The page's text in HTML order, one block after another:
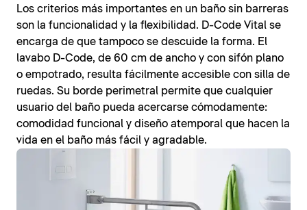
Los criterios más importantes en un baño sin barreras
son la funcionalidad y la flexibilidad. D-Code Vital se
encarga de que tampoco se descuide la forma. El
lavabo D-Code, de 60 cm de ancho y con sifón plano
o empotrado, resulta fácilmente accesible con silla de
ruedas. Su borde perimetral permite que cualquier
usuario del baño pueda acercarse cómodamente:
comodidad funcional y diseño atemporal que hacen la
vida en el baño más fácil y agradable.